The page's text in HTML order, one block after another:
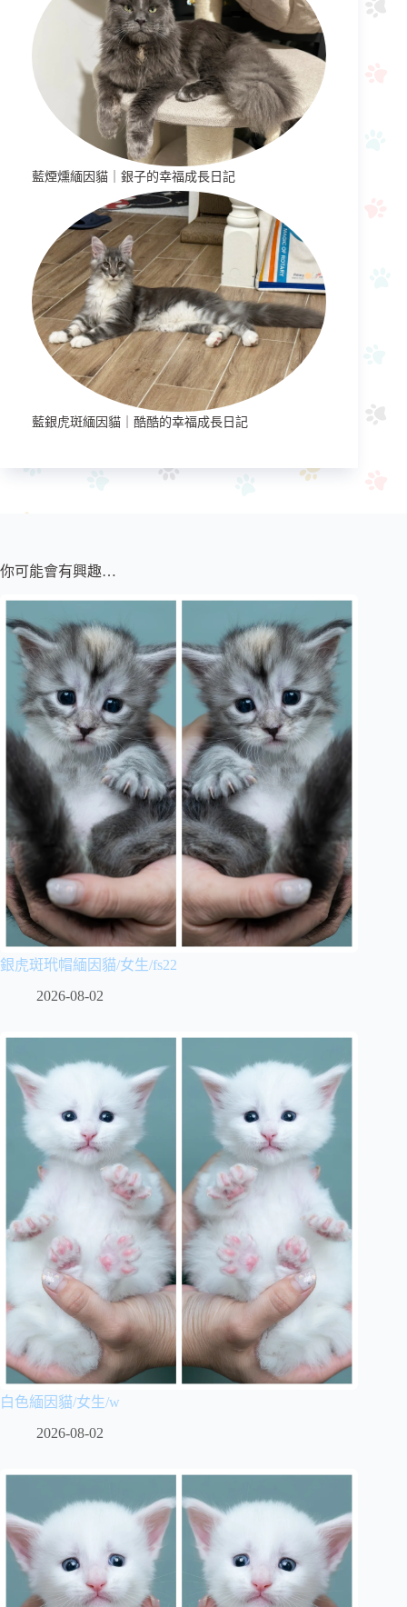
藍煙燻緬因貓｜銀子的幸福成長日記
藍銀虎斑緬因貓｜酷酷的幸福成長日記
你可能會有興趣…
銀虎斑玳帽緬因貓/女生/fs22
2026-08-02
白色緬因貓/女生/w
2026-08-02